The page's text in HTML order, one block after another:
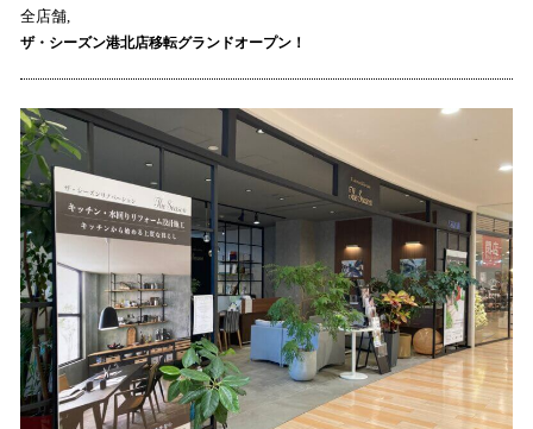
全店舗,
ザ・シーズン港北店移転グランドオープン！